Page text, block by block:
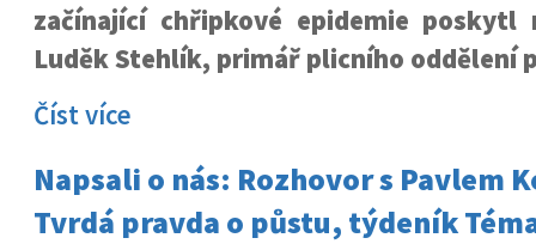
začínající chřipkové epidemie poskytl
Luděk Stehlík, primář plicního oddělení
Číst více
Napsali o nás: Rozhovor s Pavlem
Tvrdá pravda o půstu, týdeník